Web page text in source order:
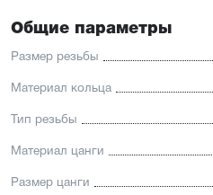
Общие параметры
Размер резьбы
Материал кольца
Тип резьбы
Материал цанги
Размер цанги